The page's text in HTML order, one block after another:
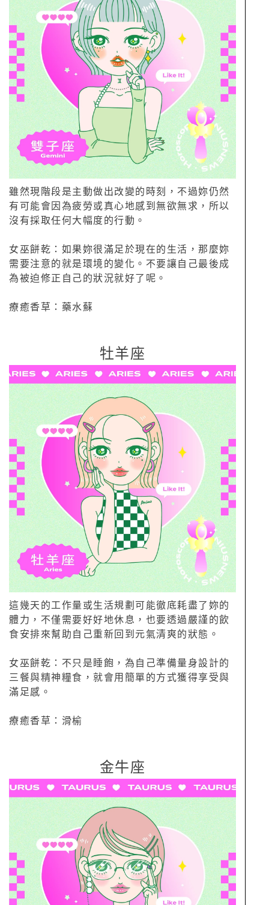
雖然現階段是主動做出改變的時刻，不過妳仍然
有可能會因為疲勞或真心地感到無欲無求，所以
沒有採取任何大幅度的行動。
女巫餅乾：如果妳很滿足於現在的生活，那麼妳
需要注意的就是環境的變化。不要讓自己最後成
為被迫修正自己的狀況就好了呢。
療癒香草：藥水蘇
牡羊座
這幾天的工作量或生活規劃可能徹底耗盡了妳的
體力，不僅需要好好地休息，也要透過嚴謹的飲
食安排來幫助自己重新回到元氣清爽的狀態。
女巫餅乾：不只是睡飽，為自己準備量身設計的
三餐與精神糧食，就會用簡單的方式獲得享受與
滿足感。
療癒香草：滑榆
金牛座